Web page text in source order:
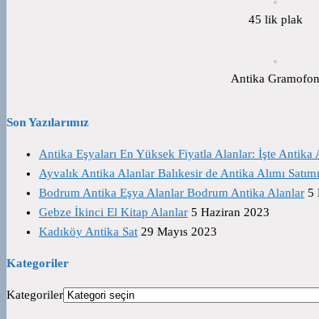
45 lik plak
Antika Gramofon
Son Yazılarımız
Antika Eşyaları En Yüksek Fiyatla Alanlar: İşte Antika
Ayvalık Antika Alanlar Balıkesir de Antika Alımı Satımı
Bodrum Antika Eşya Alanlar Bodrum Antika Alanlar 5
Gebze İkinci El Kitap Alanlar 5 Haziran 2023
Kadıköy Antika Sat 29 Mayıs 2023
Kategoriler
Kategoriler